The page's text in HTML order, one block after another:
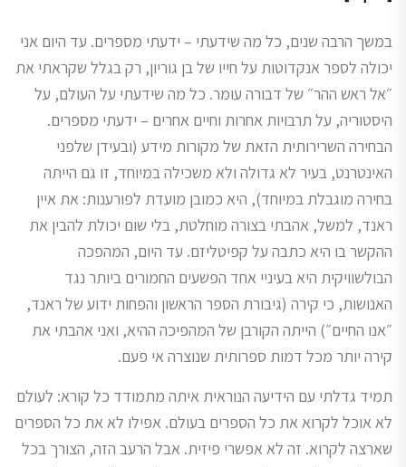
במשך הרבה שנים, כל מה שידעתי – ידעתי מספרים. עד היום אני
יכולה לספר אנקדוטות על חייו של בן גוריון, רק בגלל שקראתי את
״אל ראש ההר״ של דבורה עומר. כל מה שידעתי על העולם, על
היסטוריה, על תרבויות אחרות וחיים אחרים – ידעתי מספרים.
הבחירה השרירותית הזאת של מקורות מידע (ובעידן שלפני
האינטרנט, בעיר לא גדולה ולא משכילה במיוחד, זו גם הייתה
בחירה מוגבלת במיוחד), היא כמובן מועדת לפורענות: את איין
ראנד, למשל, אהבתי בצורה מוחלטת, בלי שום יכולת להבין את
ההקשר בו היא כתבה על קפיטליזם. עד היום, המהפכה
הבולשוויקית היא בעיניי אחד הפשעים החמורים ביותר נגד
האנושות, כי קירה (גיבורת הספר הראשון והפחות ידוע של ראנד,
״אנו החיים״) הייתה הקורבן של המהפיכה ההיא, ואני אהבתי את
קירה יותר מכל דמות ספרותית שנוצרה אי פעם.
תמיד גדלתי עם הידיעה הנוראית איתה מתמודד כל קורא: לעולם
לא אוכל לקרוא את כל הספרים בעולם. אפילו לא את כל הספרים
שארצה לקרוא. זה לא אפשרי פיזית. אבל הרעב הזה, הצורך בכל